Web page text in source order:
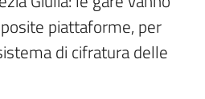
piattaforme, per
di cifratura delle